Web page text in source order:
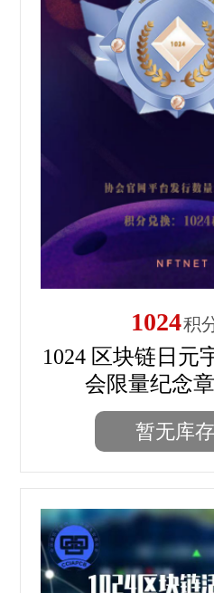
1024积
1024 区块链日元
会限量纪念
暂无库存